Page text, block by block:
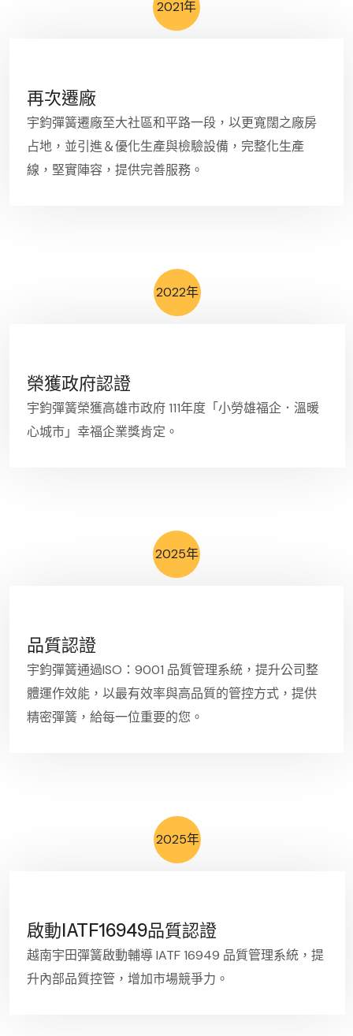
2021年
再次遷廠
宇鈞彈簧遷廠至大社區和平路一段，以更寬闊之廠房
占地，並引進＆優化生產與檢驗設備，完整化生產
線，堅實陣容，提供完善服務。
2022年
榮獲政府認證
宇鈞彈簧榮獲高雄市政府 111年度「小勞雄福企．溫暖
心城市」幸福企業獎肯定。
2025年
品質認證
宇鈞彈簧通過ISO：9001 品質管理系統，提升公司整
體運作效能，以最有效率與高品質的管控方式，提供
精密彈簧，給每一位重要的您。
2025年
啟動IATF16949品質認證
越南宇田彈簧啟動輔導 IATF 16949 品質管理系統，提
升內部品質控管，增加市場競爭力。